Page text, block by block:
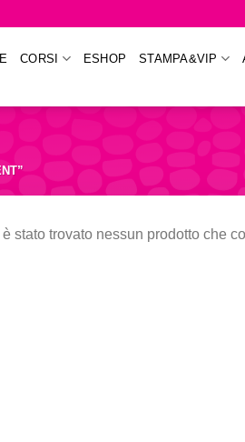
CORSI ESHOP STAMPA&VIP
è stato trovato nessun prodotto che